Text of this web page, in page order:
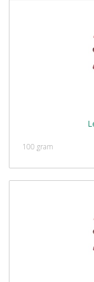
100 gram